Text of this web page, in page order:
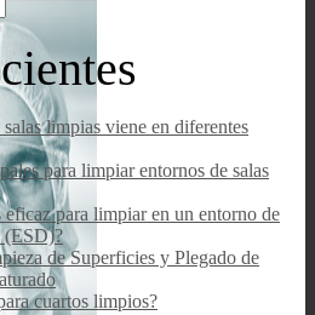
limpias viene en diferentes
para limpiar entornos de salas
eficaz para limpiar en un entorno de
(ESD)?
de Superficies y Plegado de
cuartos limpios?